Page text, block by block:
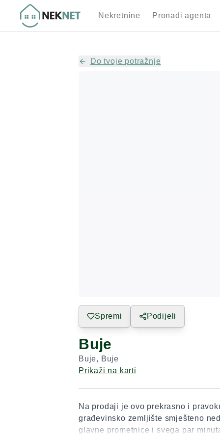
Nekretnine Pronađi agenta
Do tvoje potražnje
Spremi Podijeli
Buje
Buje, Buje
Prikaži na karti
Na prodaji je ovo prekrasno i
građevinsko zemljište smješteno
glavne prometnice i svega par